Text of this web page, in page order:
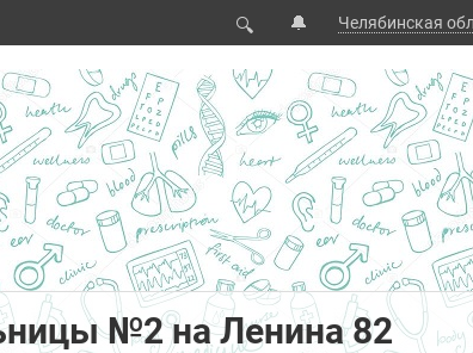
🔍 🔔 Челябинская
№2 на Ленина 82